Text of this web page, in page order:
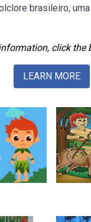
brasileiro,
click the
LEARN MORE